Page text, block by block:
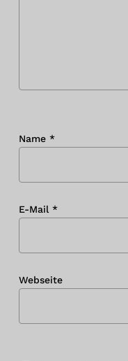
Name *
E-Mail *
Webseite